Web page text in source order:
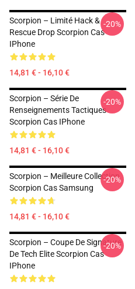
Scorpion – Limité Hack &
Rescue Drop Scorpion Cas
IPhone
14,81 € - 16,10 €
-20%
Scorpion – Série De
Renseignements Tactiques
Scorpion Cas IPhone
14,81 € - 16,10 €
-20%
Scorpion – Meilleure Collection
Scorpion Cas Samsung
14,81 € - 16,10 €
-20%
Scorpion – Coupe De Signature
De Tech Elite Scorpion Cas
IPhone
-20%